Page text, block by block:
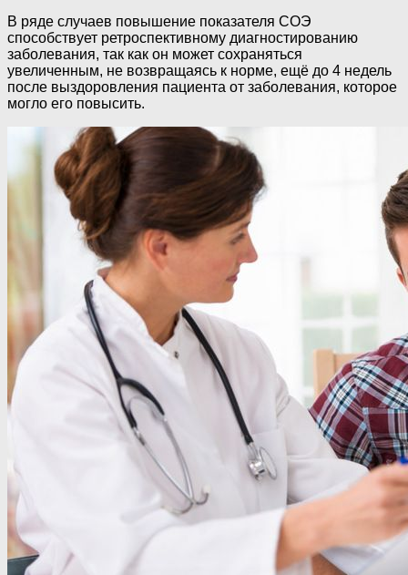
В ряде случаев повышение показателя СОЭ
способствует ретроспективному диагностированию
заболевания, так как он может сохраняться
увеличенным, не возвращаясь к норме, ещё до 4 недель
после выздоровления пациента от заболевания, которое
могло его повысить.